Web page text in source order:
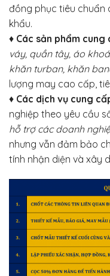
đồng phục tiêu chuẩn
khẩu.
♦ Các sản phẩm cung
váy, quần tây, áo
khăn turban, khăn
lượng may cao cấp,
♦ Các dịch vụ cung
nghiệp theo yêu cầu
hỗ trợ các doanh
nhưng vẫn đảm bảo
tính nhận diện và xây